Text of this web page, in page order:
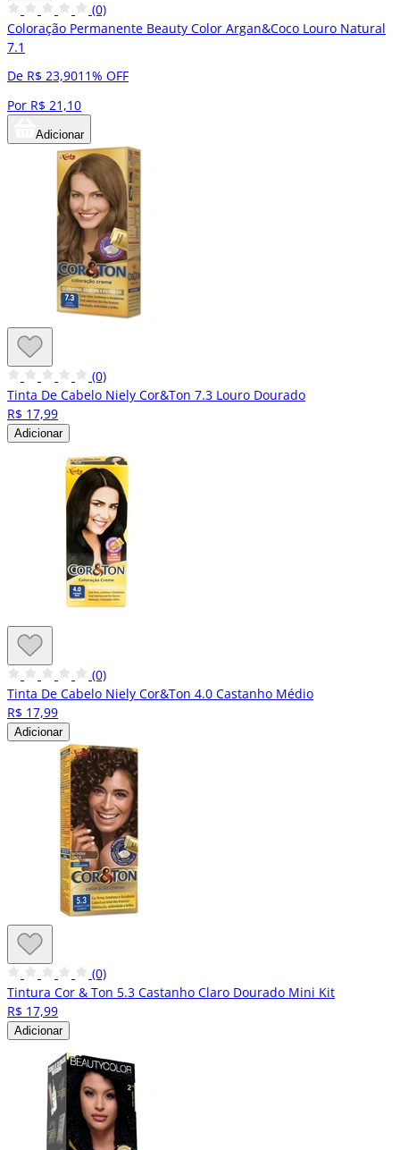
(0)
Coloração Permanente Beauty Color Argan&Coco Louro Natural
7.1
De R$ 23,9011% OFF
Por R$ 21,10
Adicionar
(0)
Tinta De Cabelo Niely Cor&Ton 7.3 Louro Dourado
R$ 17,99
Adicionar
(0)
Tinta De Cabelo Niely Cor&Ton 4.0 Castanho Médio
R$ 17,99
Adicionar
(0)
Tintura Cor & Ton 5.3 Castanho Claro Dourado Mini Kit
R$ 17,99
Adicionar